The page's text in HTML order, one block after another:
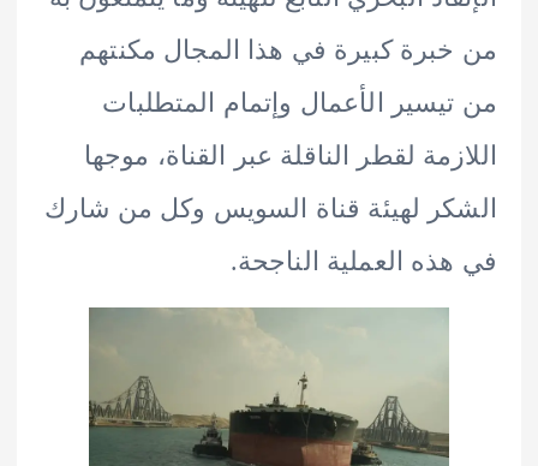
كبيرة في هذا المجال مكنتهم
الأعمال وإتمام المتطلبات
لقطر الناقلة عبر القناة، موجها
لهيئة قناة السويس وكل من شارك
العملية الناجحة.